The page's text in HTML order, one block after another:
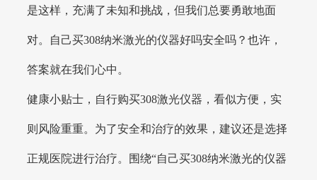
是这样，充满了未知和挑战，但我们总要勇敢地面
对。自己买308纳米激光的仪器好吗安全吗？也许，
答案就在我们心中。
健康小贴士，自行购买308激光仪器，看似方便，实
则风险重重。为了安全和治疗的效果，建议还是选择
正规医院进行治疗。围绕“自己买308纳米激光的仪器